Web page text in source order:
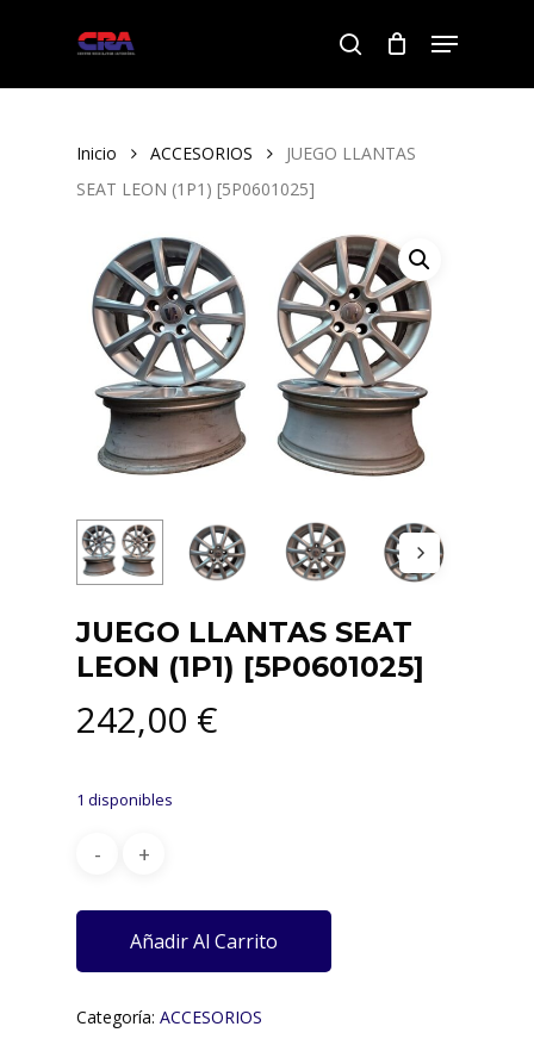
search
Menu
Inicio ACCESORIOS
JUEGO LLANTAS
SEAT LEON (1P1) [5P0601025]
JUEGO LLANTAS SEAT
LEON (1P1) [5P0601025]
242,00 €
1 disponibles
Añadir Al Carrito
Categoría: ACCESORIOS